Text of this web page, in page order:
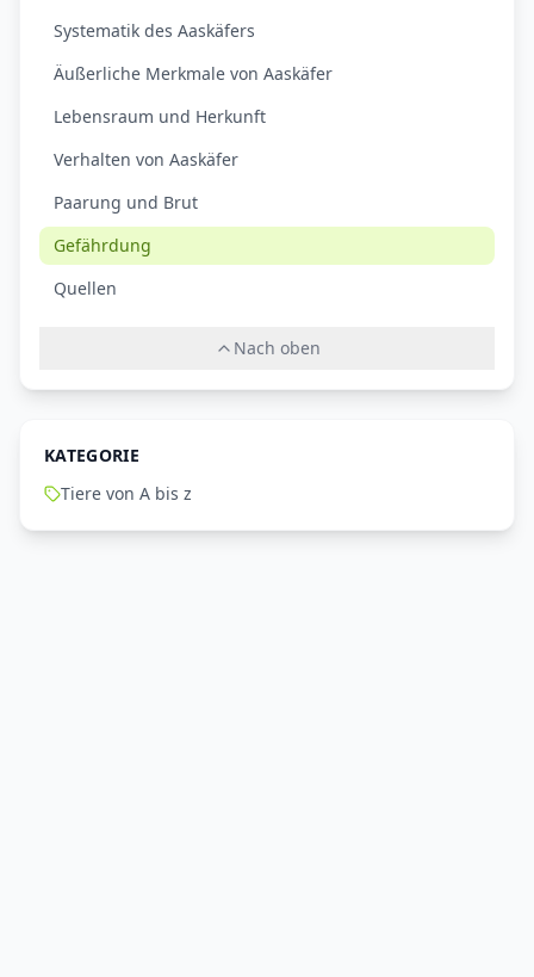
Systematik des Aaskäfers
Äußerliche Merkmale von Aaskäfer
Lebensraum und Herkunft
Verhalten von Aaskäfer
Paarung und Brut
Gefährdung
Quellen
Nach oben
KATEGORIE
Tiere von A bis z